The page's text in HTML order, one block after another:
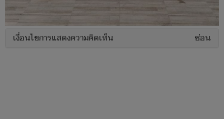
เงื่อนไขการแสดงความคิดเห็น ซ่อน